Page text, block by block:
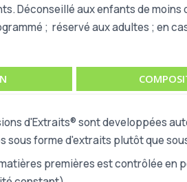
Déconseillé aux enfants de
; réservé aux adultes ; en
d'Extraits® sont developpées
sous forme d'extraits plutôt que
premières est contrôlée